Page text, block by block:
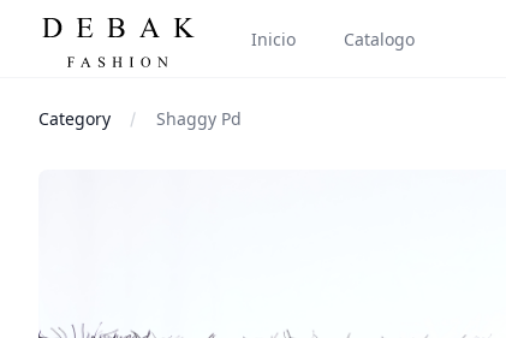
Inicio Catalogo
Category Shaggy Pd